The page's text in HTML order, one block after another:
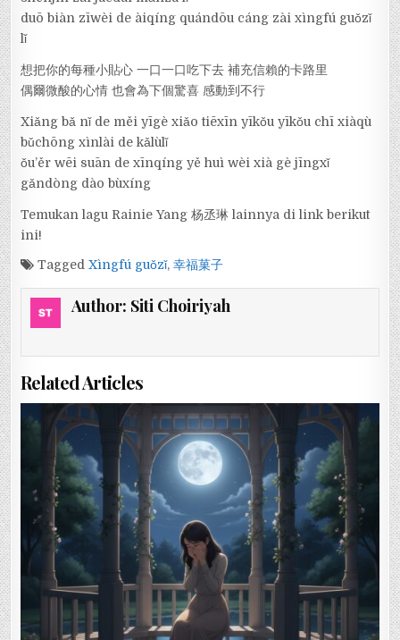
duō biàn zīwèi de àiqíng quándōu cáng zài xìngfú guǒzǐ
lǐ
想把你的每種小貼心 一口一口吃下去 補充信賴的卡路里
偶爾微酸的心情 也會為下個驚喜 感動到不行
Xiǎng bǎ nǐ de měi yīgè xiǎo tiēxīn yīkǒu yīkǒu chī xiàqù
bǔchōng xìnlài de kǎlùlǐ
ǒu’ěr wēi suān de xīnqíng yě huì wèi xià gè jīngxǐ
gǎndòng dào bùxíng
Temukan lagu Rainie Yang 杨丞琳 lainnya di link berikut
ini!
TaggedXìngfú guǒzǐ,幸福菓子
Author: Siti Choiriyah
Related Articles